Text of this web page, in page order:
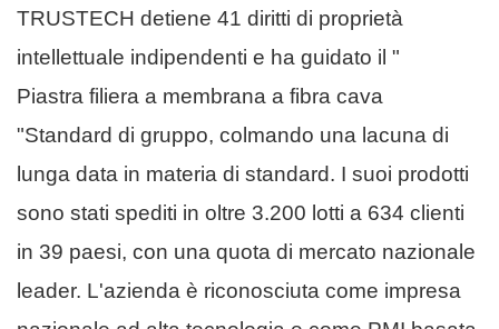
TRUSTECH detiene 41 diritti di proprietà
intellettuale indipendenti e ha guidato il "
Piastra filiera a membrana a fibra cava
"Standard di gruppo, colmando una lacuna di
lunga data in materia di standard. I suoi prodotti
sono stati spediti in oltre 3.200 lotti a 634 clienti
in 39 paesi, con una quota di mercato nazionale
leader. L'azienda è riconosciuta come impresa